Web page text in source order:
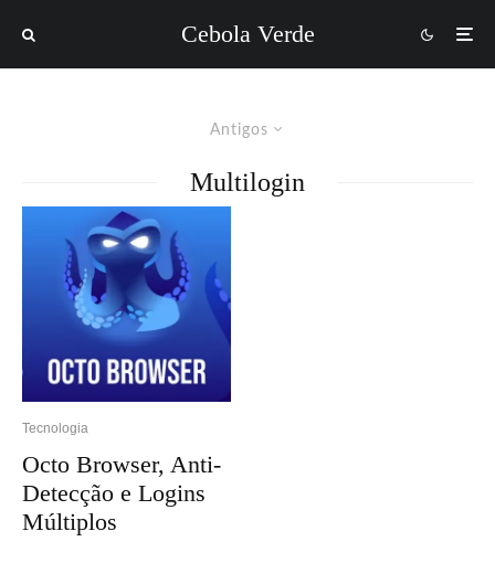
Cebola Verde
Antigos
Multilogin
Tecnologia
Octo Browser, Anti-
Detecção e Logins
Múltiplos